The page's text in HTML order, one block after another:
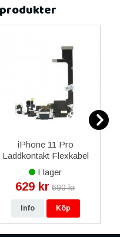
iPhone 11 Pro
Laddkontakt Flexkabel
OEM - Grön
I lager
629 kr 690 kr
Info Köp